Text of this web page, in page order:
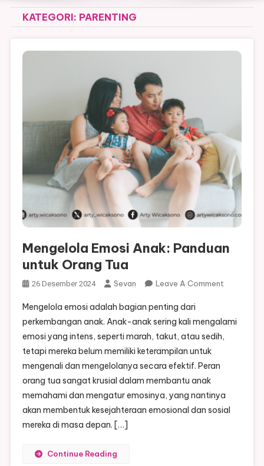
KATEGORI: PARENTING
Mengelola Emosi Anak: Panduan
untuk Orang Tua
26 Desember 2024 Sevan Leave A CommentOn
Anak:
Panduan
Mengelola emosi adalah bagian penting dari
perkembangan anak. Anak-anak sering kali mengalami
emosi yang intens, seperti marah, takut, atau sedih,
tetapi mereka belum memiliki keterampilan untuk
mengenali dan mengelolanya secara efektif. Peran
orang tua sangat krusial dalam membantu anak
memahami dan mengatur emosinya, yang nantinya
akan membentuk kesejahteraan emosional dan sosial
mereka di masa depan. […]
Continue Reading